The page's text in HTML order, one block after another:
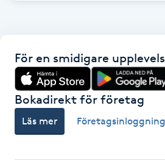
Kärlbehandling
Laserbehandling
Lashlift Keratin
För en smidigare
Bokadirekt för företag
Läs mer Företagsinloggning